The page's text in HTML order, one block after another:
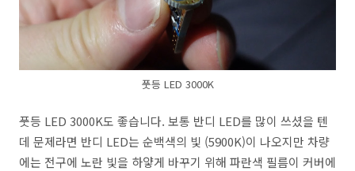
풋등 LED 3000K
풋등 LED 3000K도 좋습니다. 보통 반디 LED를 많이 쓰셨을 텐
데 문제라면 반디 LED는 순백색의 빛 (5900K)이 나오지만 차량
에는 전구에 노란 빛을 하얗게 바꾸기 위해 파란색 필름이 커버에